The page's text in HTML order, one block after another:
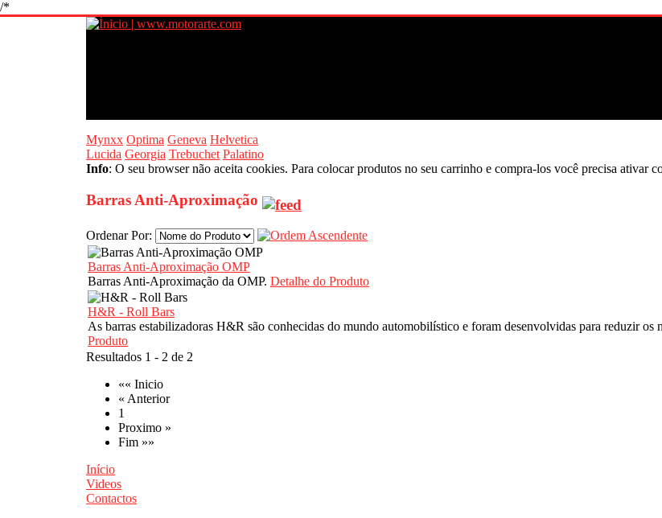
/*
Mynxx Optima Geneva Helvetica
Lucida Georgia Trebuchet Palatino
Info: O seu browser não aceita cookies. Para colocar produtos no seu carrinho e compra-los você precisa ativar
Barras Anti-Aproximação
Ordenar Por:
Barras Anti-Aproximação OMP
Barras Anti-Aproximação da OMP. Detalhe do Produto
H&R - Roll Bars
As barras estabilizadoras H&R são conhecidas do mundo automobilístico e foram desenvolvidas para reduzir
Produto
Resultados 1 - 2 de 2
«« Inicio
« Anterior
1
Proximo »
Fim »»
Início
Videos
Contactos